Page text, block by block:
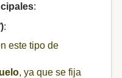
:
:
este tipo de
, ya que se fija